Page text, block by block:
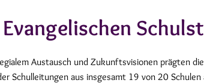
Austausch und Zukunftsvisionen prägten
Schulleitungen aus insgesamt 19 von 20